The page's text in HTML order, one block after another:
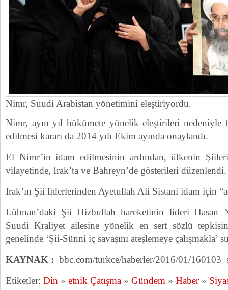
Nimr, Suudi Arabistan yönetimini eleştiriyordu.
Nimr, aynı yıl hükümete yönelik eleştirileri nedeniyle
edilmesi kararı da 2014 yılı Ekim ayında onaylandı.
El Nimr’in idam edilmesinin ardından, ülkenin
vilayetinde, Irak’ta ve Bahreyn’de gösterileri düzenlendi.
Irak’ın Şii liderlerinden Ayetullah Ali Sistani idam için
Lübnan’daki Şii Hizbullah hareketinin lideri Hasan
Suudi Kraliyet ailesine yönelik en sert sözlü
genelinde ‘Şii-Sünni iç savaşını ateşlemeye çalışmakla’
KAYNAK : bbc.com/turkce/haberler/2016/01/
Etiketler: Din » etnik Çatışma » Gündem » Haber»